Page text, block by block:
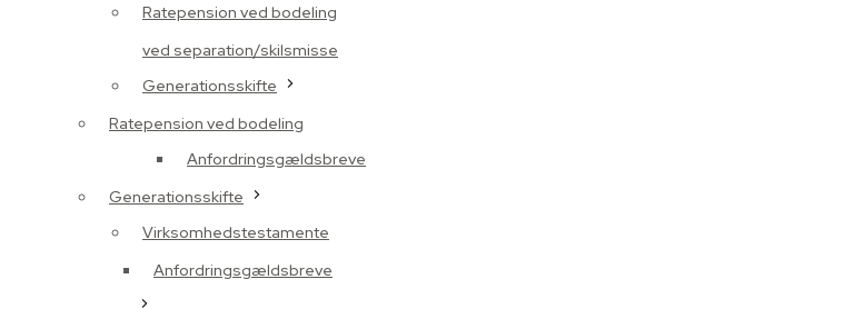
Ratepension ved bodeling
Generationsskifte
Anfordringsgældsbreve
Virksomhedstestamente
ved separation/skilsmisse
Ratepension ved bodeling
Generationsskifte
Anfordringsgældsbreve